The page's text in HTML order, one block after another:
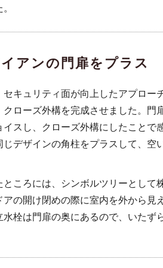
アンの門扉をプラス
キュリティ面が向上したアプロー
ローズ外構を完成させました。門
スし、クローズ外構にしたことで
デザインの角柱をプラスして、空
ころには、シンボルツリーとして
の開け閉めの際に室内を外から見
栓は門扉の奥にあるので、いたず